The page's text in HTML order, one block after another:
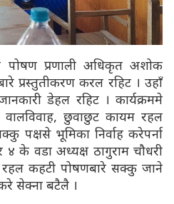
प्रणाली अधिकृत अशोक
प्रस्तुतीकरण करल रहिट । उहाँ
डेहल रहिट । कार्यक्रममे
वालविवाह, छुवाछुट कायम रहल
पक्षसे भूमिका निर्वाह करेपर्ना
४ के वडा अध्यक्ष ठागुराम चौधरी
रहल कहटी पोषणबारे सक्कु जाने
सेक्ना बटैलै ।